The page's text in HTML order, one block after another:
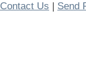
Contact Us | Send